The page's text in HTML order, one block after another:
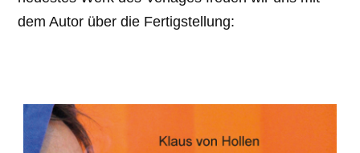
dem Autor über die Fertigstellung: